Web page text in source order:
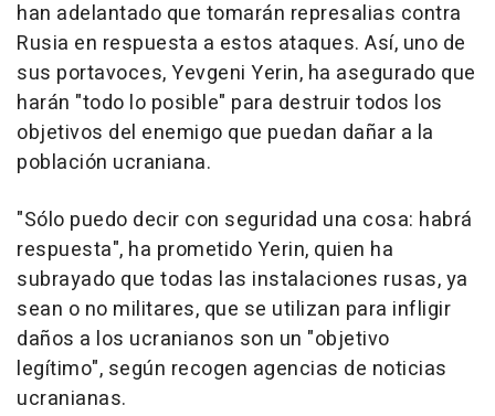
han adelantado que tomarán represalias contra
Rusia en respuesta a estos ataques. Así, uno de
sus portavoces, Yevgeni Yerin, ha asegurado que
harán "todo lo posible" para destruir todos los
objetivos del enemigo que puedan dañar a la
población ucraniana.
"Sólo puedo decir con seguridad una cosa: habrá
respuesta", ha prometido Yerin, quien ha
subrayado que todas las instalaciones rusas, ya
sean o no militares, que se utilizan para infligir
daños a los ucranianos son un "objetivo
legítimo", según recogen agencias de noticias
ucranianas.